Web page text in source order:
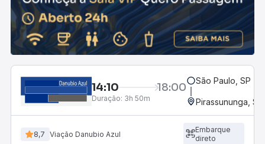
14:10 18:00
Duração: 3h 50m
São Paulo, SP -
Pirassununga,
8,7 Viação Danubio Azul
Embarque
direto